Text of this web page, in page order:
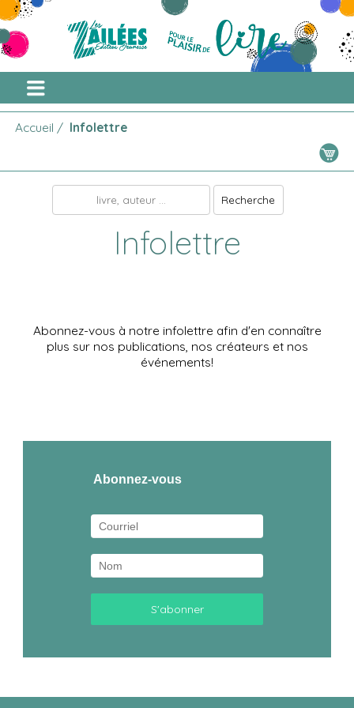
Accueil / Infolettre
Infolettre
Abonnez-vous à notre infolettre afin d'en connaître
plus sur nos publications, nos créateurs et nos
événements!
Abonnez-vous